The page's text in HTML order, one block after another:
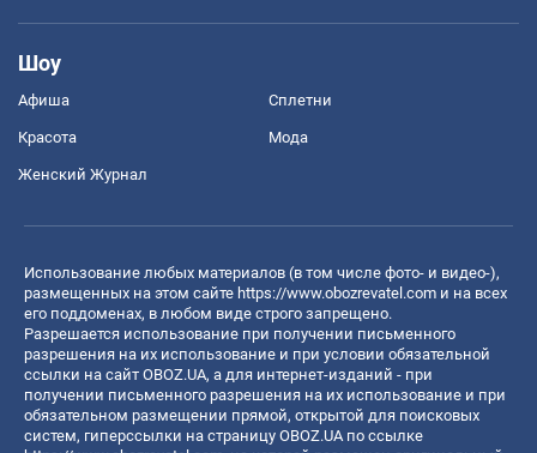
Шоу
Афиша Сплетни
Красота Мода
Женский Журнал
Использование любых материалов (в том числе фото- и видео-),
размещенных на этом сайте https://www.obozrevatel.com и на всех
его поддоменах, в любом виде строго запрещено.
Разрешается использование при получении письменного
разрешения на их использование и при условии обязательной
ссылки на сайт OBOZ.UA, а для интернет-изданий - при
получении письменного разрешения на их использование и при
обязательном размещении прямой, открытой для поисковых
систем, гиперссылки на страницу OBOZ.UA по ссылке